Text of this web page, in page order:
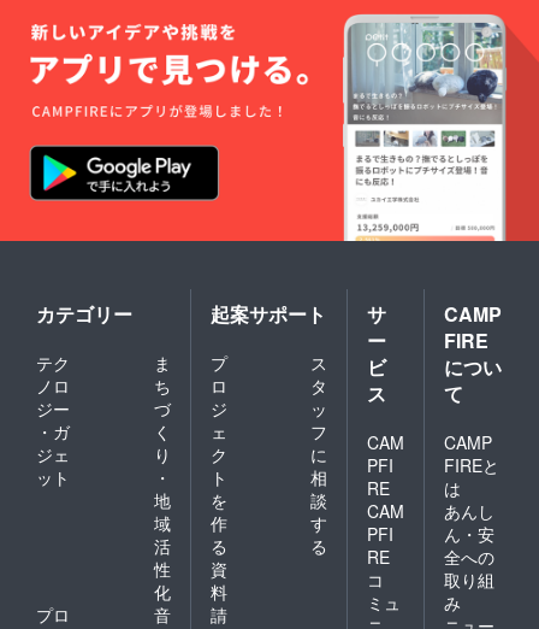
外。
不良は
無償交
換（商
品到着
後7日以
内に連
絡）。
保証期
間：購
ら6ヶ月
間。 ※
不適切
置・分
解改造
など）
は保証
対象
カテゴリー
テク
ノロ
ジー
・ガ
ジェ
ット
ま
ち
づ
く
り
・
地
域
活
性
化
プロ
音
起案サポート
プ
ロ
ジ
ェ
ク
ト
を
作
る
ス
タ
ッ
フ
に
相
談
す
る
資
料
請
サ
ー
ビ
ス
CAM
PFI
RE
CAM
PFI
RE
コ
ミュ
CAMP
FIRE
につい
て
CAMP
FIREと
は
あんし
ん・安
全への
取り組
み